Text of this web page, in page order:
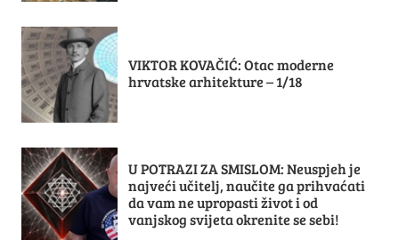
VIKTOR KOVAČIĆ: Otac moderne
hrvatske arhitekture – 1/18
U POTRAZI ZA SMISLOM: Neuspjeh je
najveći učitelj, naučite ga prihvaćati
da vam ne upropasti život i od
vanjskog svijeta okrenite se sebi!